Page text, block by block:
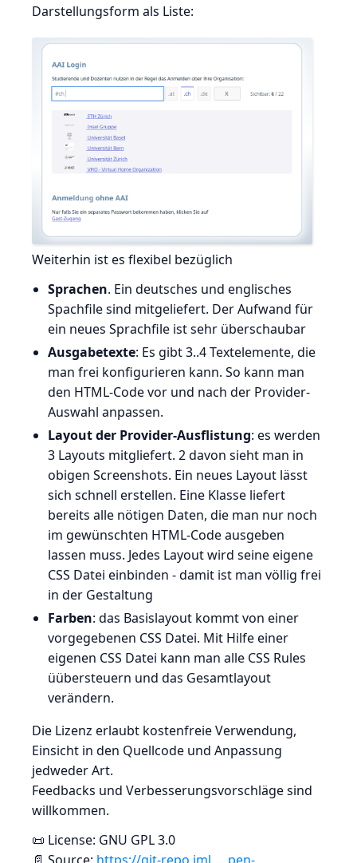
Darstellungsform als Liste:
Weiterhin ist es flexibel bezüglich
Sprachen. Ein deutsches und englisches
Spachfile sind mitgeliefert. Der Aufwand für
ein neues Sprachfile ist sehr überschaubar
Ausgabetexte: Es gibt 3..4 Textelemente, die
man frei konfigurieren kann. So kann man
den HTML-Code vor und nach der Provider-
Auswahl anpassen.
Layout der Provider-Ausflistung: es werden
3 Layouts mitgliefert. 2 davon sieht man in
obigen Screenshots. Ein neues Layout lässt
sich schnell erstellen. Eine Klasse liefert
bereits alle nötigen Daten, die man nur noch
im gewünschten HTML-Code ausgeben
lassen muss. Jedes Layout wird seine eigene
CSS Datei einbinden - damit ist man völlig frei
in der Gestaltung
Farben: das Basislayout kommt von einer
vorgegebenen CSS Datei. Mit Hilfe einer
eigenen CSS Datei kann man alle CSS Rules
üübersteuern und das Gesamtlayout
verändern.
Die Lizenz erlaubt kostenfreie Verwendung,
Einsicht in den Quellcode und Anpassung
jedweder Art.
Feedbacks und Verbesserungsvorschläge sind
willkommen.
📜 License: GNU GPL 3.0